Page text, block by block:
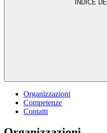
Organizzazioni
Competenze
Contatti